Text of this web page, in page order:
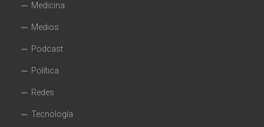
Medicina
Medios
Podcast
Política
Redes
Tecnología